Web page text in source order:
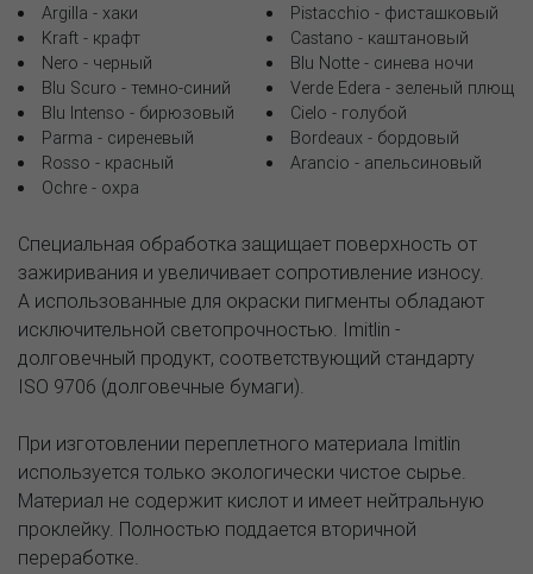
Argilla - хаки
Pistacchio - фисташковый
Kraft - крафт
Castano - каштановый
Nero - черный
Blu Notte - синева ночи
Blu Scuro - темно-синий
Verde Edera - зеленый плющ
Blu Intenso - бирюзовый
Cielo - голубой
Parma - сиреневый
Bordeaux - бордовый
Rosso - красный
Arancio - апельсиновый
Ochre - охра
Специальная обработка защищает поверхность от
зажиривания и увеличивает сопротивление износу.
А использованные для окраски пигменты обладают
исключительной светопрочностью. Imitlin -
долговечный продукт, соответствующий стандарту
ISO 9706 (долговечные бумаги).
При изготовлении переплетного материала Imitlin
используется только экологически чистое сырье.
Материал не содержит кислот и имеет нейтральную
проклейку. Полностью поддается вторичной
переработке.